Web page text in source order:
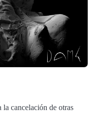
cancelación de otras